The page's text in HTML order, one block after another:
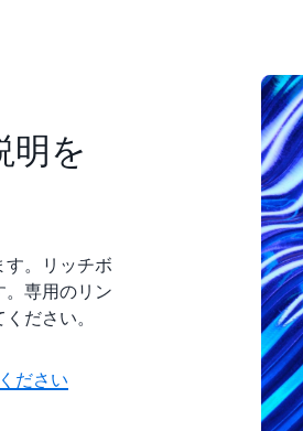
明を
。リッチボ
専用のリン
ださい。
ださい